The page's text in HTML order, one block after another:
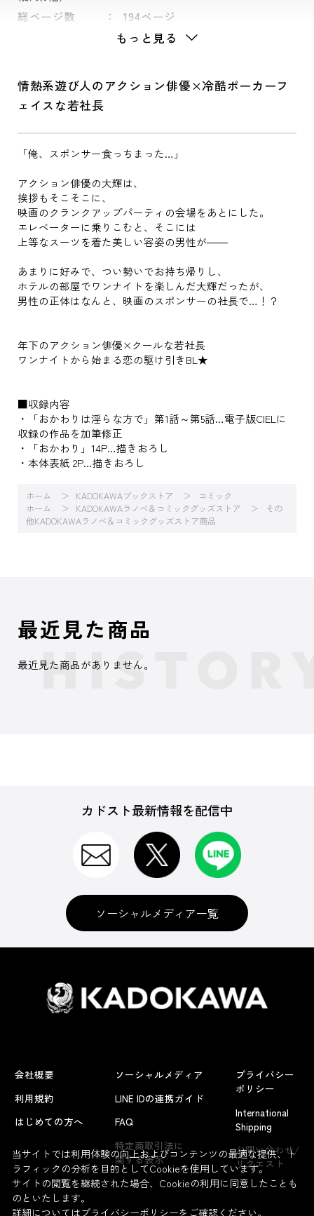
総ページ数 194ページ
もっと見る
情熱系遊び人のアクション俳優×冷酷ポーカーフ
ェイスな若社長
「俺、スポンサー食っちまった…」
アクション俳優の大輝は、
挨拶もそこそこに、
映画のクランクアップパーティの会場をあとにした。
エレベーターに乗りこむと、そこには
上等なスーツを着た美しい容姿の男性が――
あまりに好みで、つい勢いでお持ち帰りし、
ホテルの部屋でワンナイトを楽しんだ大輝だったが、
男性の正体はなんと、映画のスポンサーの社長で…！？
年下のアクション俳優×クールな若社長
ワンナイトから始まる恋の駆け引きBL★
■収録内容
・「おかわりは淫らな方で」第1話～第5話…電子版CIELに
収録の作品を加筆修正
・「おかわり」14P…描きおろし
・本体表紙 2P…描きおろし
ホーム KADOKAWAブックストア
コミック
ホーム
KADOKAWAラノベ＆コミックグッズストア
その
他KADOKAWAラノベ＆コミックグッズストア商品
よくあるお問い合わせ
最近見た商品
最近見た商品がありません。
カドスト最新情報を配信中
ソーシャルメディア一覧
会社概要
利用規約
はじめての方へ
ソーシャルメディア
LINE IDの連携ガイド
FAQ
特定商取引法に
関する表示
プライバシー
ポリシー
International
Shipping
お問い合わせ/
リクエスト
当サイトでは利用体験の向上およびコンテンツの最適な提供、ト
ラフィックの分析を目的としてCookieを使用しています。
サイトの閲覧を継続された場合、Cookieの利用に同意したことも
のといたします。
詳細についてはプライバシーポリシーをご確認ください。